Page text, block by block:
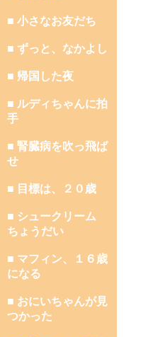
■ 小さなお友だち
■ ずっと、なかよし
■ 帰国した夜
■ ルディちゃんに拍
手
■ 腎臓病を吹っ飛ば
せ
■ 目標は、２０歳
■ シュークリーム
ちょうだい
■ マフィン、１６歳
になる
■ おにいちゃんが見
つかった